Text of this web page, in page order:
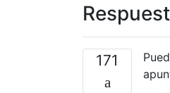
171